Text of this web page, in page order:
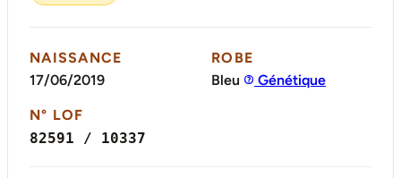
NAISSANCE
17/06/2019
ROBE
Bleu
Génétique
N° LOF
82591 / 10337